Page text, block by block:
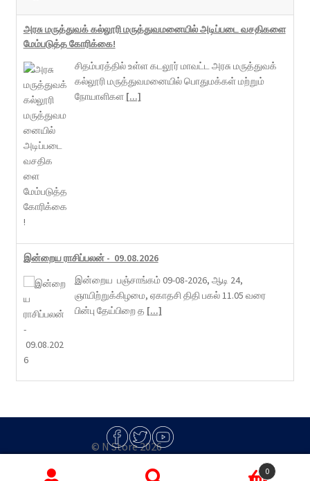
அரசு மருத்துவக் கல்லூரி மருத்துவமனையில் அடிப்படை வசதிகளை
மேம்படுத்த கோரிக்கை!
சிதம்பரத்தில் உள்ள கடலூர் மாவட்ட அரசு மருத்துவக்
கல்லூரி மருத்துவமனையில் பொதுமக்கள் மற்றும்
நோயாளிகள [...]
இன்றைய ராசிப்பலன் - 09.08.2026
இன்றைய பஞ்சாங்கம் 09-08-2026, ஆடி 24,
ஞாயிற்றுக்கிழமை, ஏகாதசி திதி பகல் 11.05 வரை
பின்பு தேய்பிறை த [...]
© N Store 2026
Built with Storefront & WooCommerce
0